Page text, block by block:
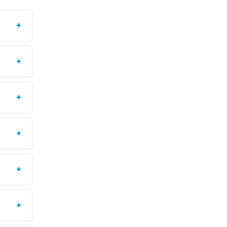
+
+
+
+
+
+